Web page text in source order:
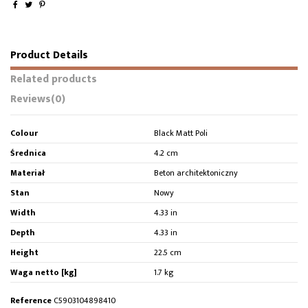
Product Details
Related products
Reviews(0)
Colour
Black Matt Poli
Średnica
4.2 cm
Materiał
Beton architektoniczny
Stan
Nowy
Width
4.33 in
Depth
4.33 in
Height
22.5 cm
Waga netto [kg]
1.7 kg
ReferenceC5903104898410